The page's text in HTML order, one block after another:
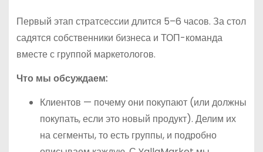
Первый этап стратсессии длится 5–6 часов. За стол
садятся собственники бизнеса и ТОП-команда
вместе с группой маркетологов.
Что мы обсуждаем:
Клиентов — почему они покупают (или должны
покупать, если это новый продукт). Делим их
на сегменты, то есть группы, и подробно